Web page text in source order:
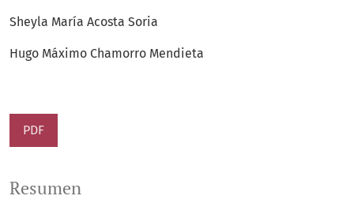
Sheyla María Acosta Soria
Hugo Máximo Chamorro Mendieta
PDF
Resumen